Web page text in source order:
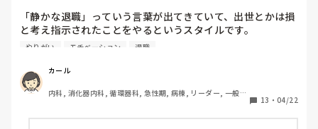
「静かな退職」っていう言葉が出てきていて、出世とかは損
と考え指示されたことをやるというスタイルです。
前の職場でも管理職にだけは絶対ならないっていう方がいま
よかったら、皆さんの職場の話を知りたいです。
やりがい モチベーション 退職
カール
内科, 消化器内科, 循環器科, 急性期, 病棟, リーダー, 一般病
13 ・ 04/22